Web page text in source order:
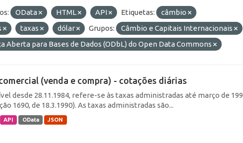
OData HTML API Etiquetas:
câmbio
taxas dólar Grupos: Câmbio e Capitais Internacionais
Aberta para Bases de Dados (ODbL) do Open Data Commons
(venda e compra) - cotações diárias
desde 28.11.1984, refere-se às taxas administradas até março de
1690, de 18.3.1990). As taxas administradas são...
API OData JSON